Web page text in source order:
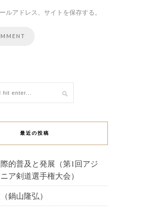
ルアドレス、サイトを保存する。
最近の投稿
的普及と発展（第1回アジ
ア剣道選手権大会）
鍋山隆弘）